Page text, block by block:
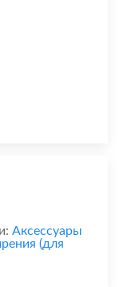
Аксессуары
(для